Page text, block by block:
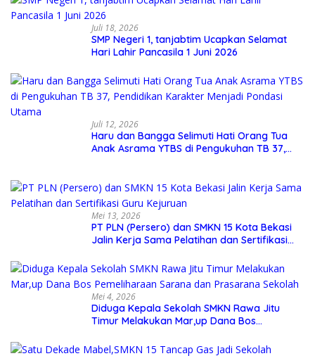
Juli 18, 2026
SMP Negeri 1, tanjabtim Ucapkan Selamat
Hari Lahir Pancasila 1 Juni 2026
Juli 12, 2026
Haru dan Bangga Selimuti Hati Orang Tua
Anak Asrama YTBS di Pengukuhan TB 37,
Mei 13, 2026
PT PLN (Persero) dan SMKN 15 Kota Bekasi
Jalin Kerja Sama Pelatihan dan Sertifikasi
Mei 4, 2026
Diduga Kepala Sekolah SMKN Rawa Jitu
Timur Melakukan Mar,up Dana Bos
Sekolah